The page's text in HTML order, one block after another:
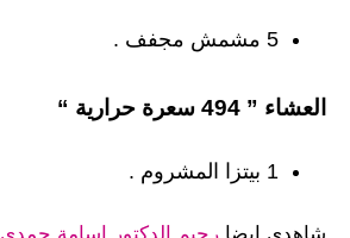
5 مشمش مجفف .
العشاء ” 494 سعرة حرارية “
1 بيتزا المشروم .
شاهدي ايضا رجيم الدكتور اسامة حمدي